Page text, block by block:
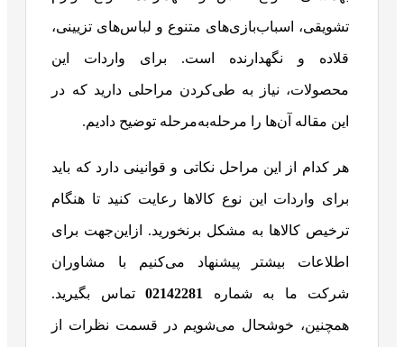
تشویقی، اسباب‌بازی‌های متنوع و لباس‌های تزیینی،
قلاده و نگهدارنده است. برای واردات این
محصولات، نیاز به طی‌کردن مراحلی دارید که در
این مقاله آن‌ها را مرحله‌به‌مرحله توضیح دادیم.
هر کدام از این مراحل نکاتی و قوانینی دارد که باید
برای واردات این نوع کالاها رعایت کنید تا هنگام
ترخیص کالاها به مشکل برنخورید. ازاین‌جهت برای
اطلاعات بیشتر پیشنهاد می‌کنیم با مشاوران
شرکت ما به شماره 02142281تماس بگیرید.
همچنین، خوشحال می‌شویم در قسمت نظرات از